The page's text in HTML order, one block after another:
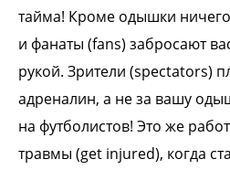
тайма! Кроме одышки
и фанаты (fans) забросают
рукой. Зрители (spectators)
адреналин, а не за вашу
на футболистов! Это же
травмы (get injured), когда